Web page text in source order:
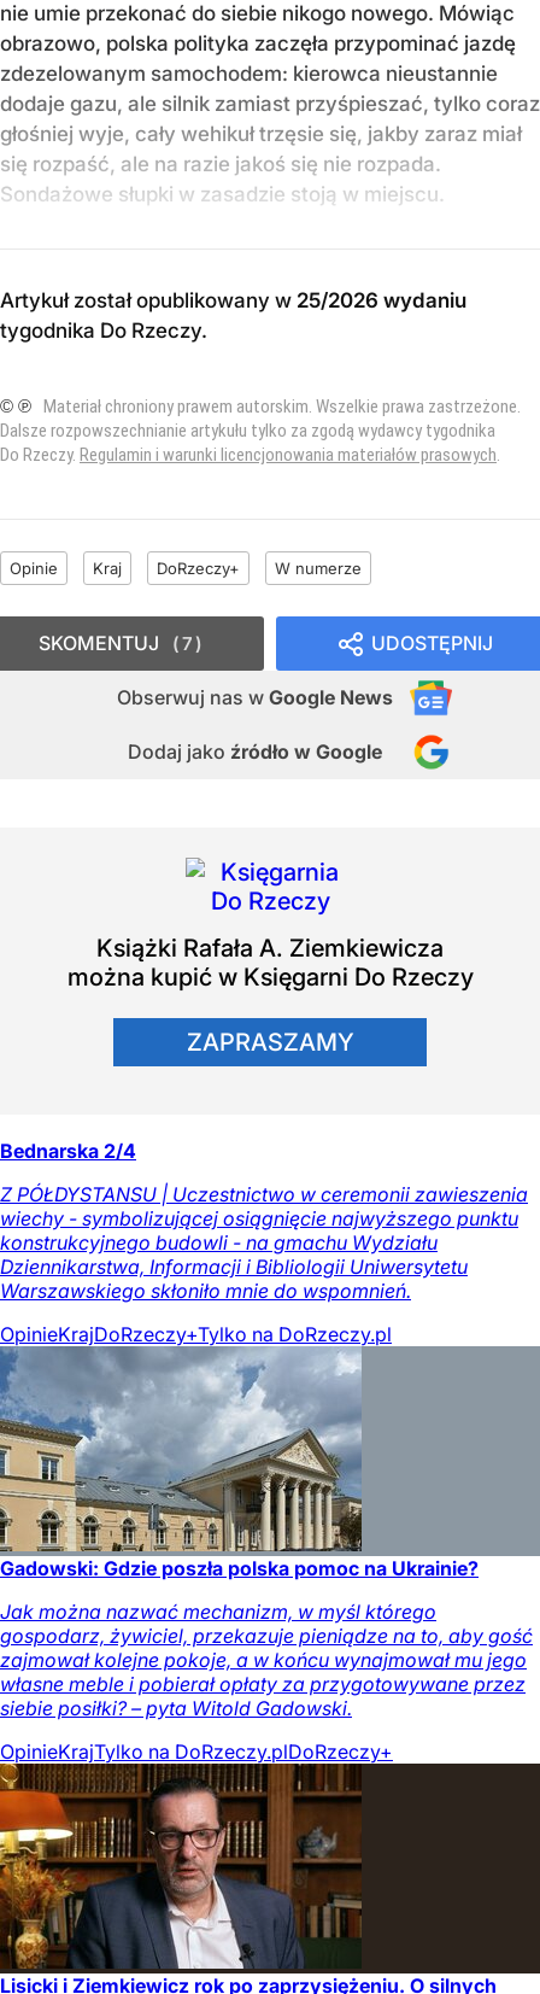
nie umie przekonać do siebie nikogo nowego. Mówiąc
obrazowo, polska polityka zaczęła przypominać jazdę
zdezelowanym samochodem: kierowca nieustannie
dodaje gazu, ale silnik zamiast przyśpieszać, tylko coraz
głośniej wyje, cały wehikuł trzęsie się, jakby zaraz miał
się rozpaść, ale na razie jakoś się nie rozpada.
Sondażowe słupki w zasadzie stoją w miejscu.
Artykuł został opublikowany w 25/2026 wydaniu
tygodnika Do Rzeczy.
© ℗ Materiał chroniony prawem autorskim. Wszelkie prawa zastrzeżone.
Dalsze rozpowszechnianie artykułu tylko za zgodą wydawcy tygodnika
Do Rzeczy. Regulamin i warunki licencjonowania materiałów prasowych.
Opinie Kraj DoRzeczy+ W numerze
UDOSTĘPNIJ
Obserwuj nas w Google News
Dodaj jako źródło w Google
SKOMENTUJ 7
Książki Rafała A. Ziemkiewicza
można kupić w Księgarni Do Rzeczy
ZAPRASZAMY
Bednarska 2/4
Z PÓŁDYSTANSU | Uczestnictwo w ceremonii zawieszenia
wiechy - symbolizującej osiągnięcie najwyższego punktu
konstrukcyjnego budowli - na gmachu Wydziału
Dziennikarstwa, Informacji i Bibliologii Uniwersytetu
Warszawskiego skłoniło mnie do wspomnień.
OpinieKrajDoRzeczy+Tylko na DoRzeczy.pl
Gadowski: Gdzie poszła polska pomoc na Ukrainie?
Jak można nazwać mechanizm, w myśl którego
gospodarz, żywiciel, przekazuje pieniądze na to, aby gość
zajmował kolejne pokoje, a w końcu wynajmował mu jego
własne meble i pobierał opłaty za przygotowywane przez
siebie posiłki? – pyta Witold Gadowski.
OpinieKrajTylko na DoRzeczy.plDoRzeczy+
Lisicki i Ziemkiewicz rok po zaprzysiężeniu. O silnych